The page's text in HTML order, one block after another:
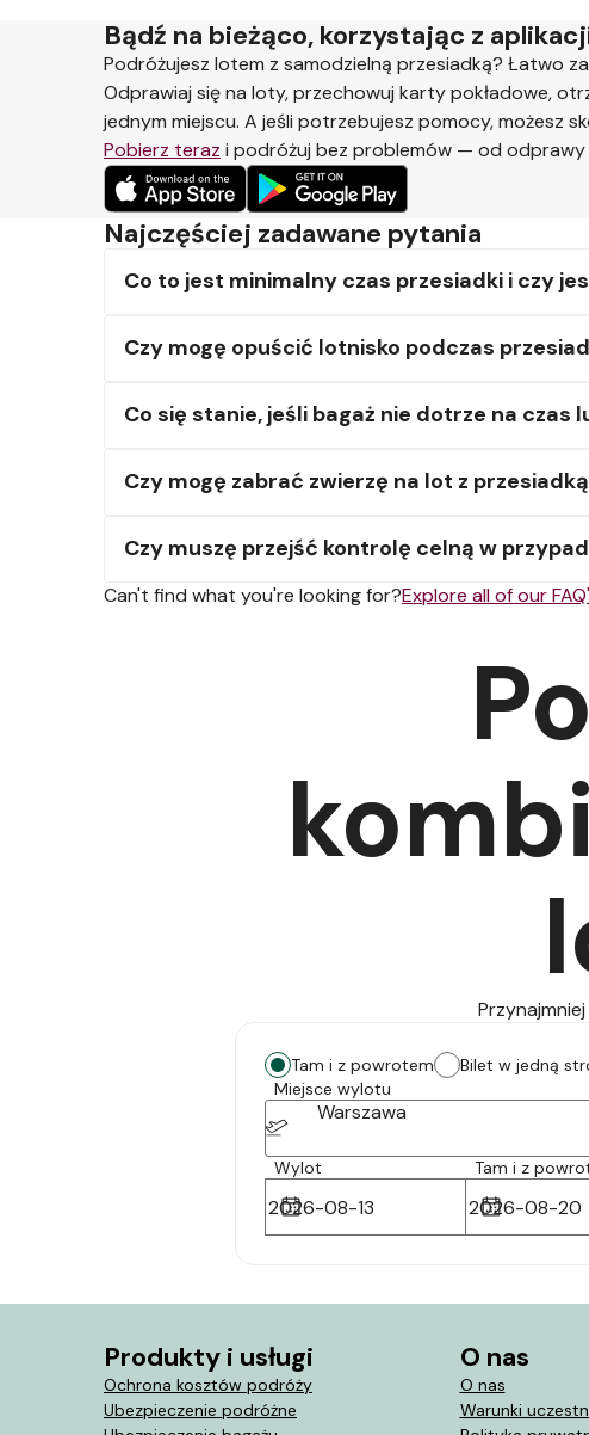
Bądź na bieżąco, korzystając z
Podróżujesz lotem z samodzielną przesiadką? Łatwo
Odprawiaj się na loty, przechowuj karty pokładowe,
jednym miejscu. A jeśli potrzebujesz pomocy, możesz
Pobierz teraz i podróżuj bez problemów — od odprawy
Najczęściej zadawane pytania
Co to jest minimalny czas przesiadki i czy
Czy mogę opuścić lotnisko podczas
Co się stanie, jeśli bagaż nie dotrze na czas
Czy mogę zabrać zwierzę na lot z
Czy muszę przejść kontrolę celną w
Can't find what you're looking for?Explore all of our
Tam i z powrotem Bilet w jedną
Miejsce wylotu
Warszawa
Wylot Tam i z
Produkty i usługi
Ochrona kosztów podróży
Ubezpieczenie podróżne
O nas
O nas
Warunki